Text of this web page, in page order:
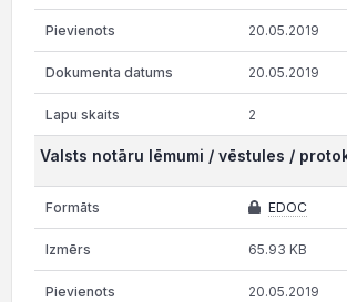
20.05.2019
20.05.2019
2
Valsts notāru lēmumi / vēstules /
EDOC
65.93 KB
20.05.2019